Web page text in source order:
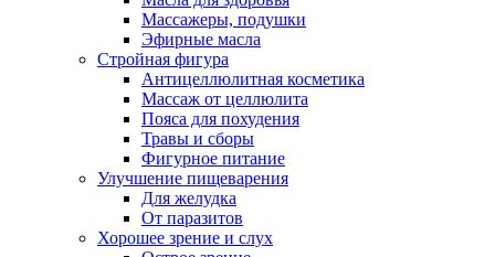
Массажеры, подушки
Эфирные масла
Стройная фигура
Антицеллюлитная косметика
Массаж от целлюлита
Пояса для похудения
Травы и сборы
Фигурное питание
Улучшение пищеварения
Для желудка
От паразитов
Хорошее зрение и слух